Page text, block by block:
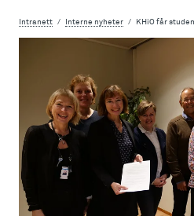
Intranett Interne nyheter KHiO får